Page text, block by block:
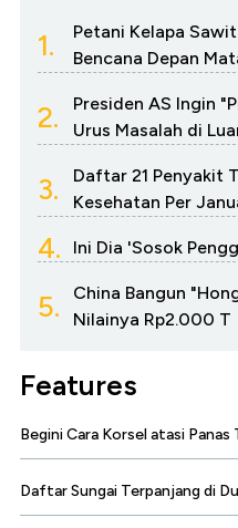
1.
Petani Kelapa
Bencana Depan
2.
Presiden AS Ingin
Urus Masalah di
3.
Daftar 21 Penyakit
Kesehatan Per
4. Ini Dia 'Sosok
5.
China Bangun
Nilainya Rp2.000 T
Features
Begini Cara Korsel atasi Panas
Daftar Sungai Terpanjang di